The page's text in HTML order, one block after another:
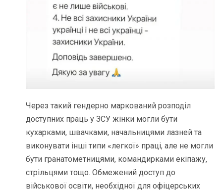
Через такий гендерно маркований розподіл
доступних праць у ЗСУ жінки могли бути
кухарками, швачками, начальницями лазней та
виконувати інші типи «легкої» праці, але не могли
бути гранатометницями, командирками екіпажу,
стрільцями тощо. Обмежений доступ до
військової освіти, необхідної для офіцерських